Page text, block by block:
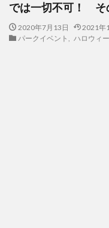
では一切不可！ そ
2020年7月13日
2021年
パークイベント
ハロウィ